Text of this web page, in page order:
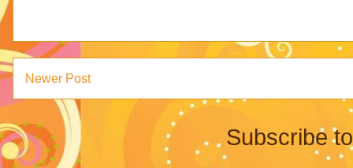
Newer Post
Subscribe